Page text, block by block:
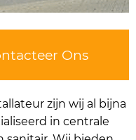
Ons
zijn wij al bijna
in centrale